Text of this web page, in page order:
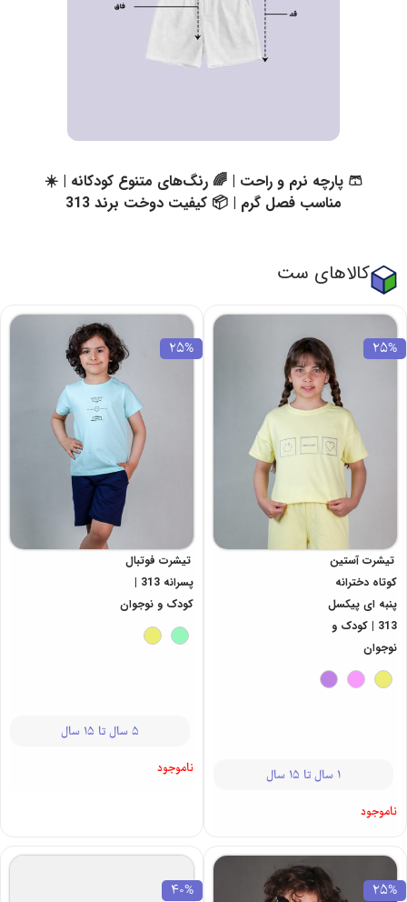
🩳 پارچه نرم و راحت | 🌈 رنگ‌های متنوع کودکانه | ☀️
مناسب فصل گرم | 📦 کیفیت دوخت برند 313
کالاهای ست
25%
تیشرت آستین
کوتاه دخترانه
پنبه ای پیکسل
313 | کودک و
نوجوان
1 سال تا 15 سال
ناموجود
25%
تیشرت فوتبال
پسرانه 313 |
کودک و نوجوان
5 سال تا 15 سال
ناموجود
25%
40%